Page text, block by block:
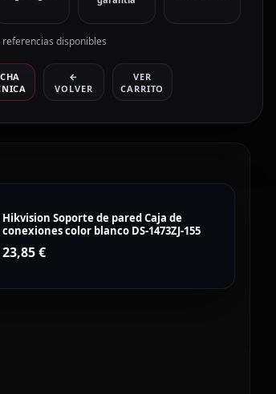
disponibles
←
VOLVER
VER
CARRITO
Hikvision Soporte de pared Caja de
conexiones color blanco DS-1473ZJ-155
23,85€